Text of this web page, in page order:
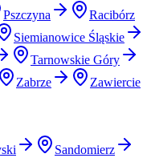
Pszczyna
Racibórz
Siemianowice Śląskie
Tarnowskie Góry
Zabrze
Zawiercie
Sandomierz